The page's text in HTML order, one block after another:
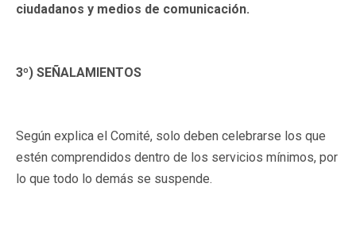
ciudadanos y medios de comunicación.
3º) SEÑALAMIENTOS
Según explica el Comité, solo deben celebrarse los que
estén comprendidos dentro de los servicios mínimos, por
lo que todo lo demás se suspende.